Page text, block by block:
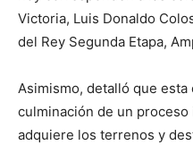
Victoria, Luis Donaldo
del Rey Segunda Etapa,
Asimismo, detalló que
culminación de un
adquiere los terrenos y